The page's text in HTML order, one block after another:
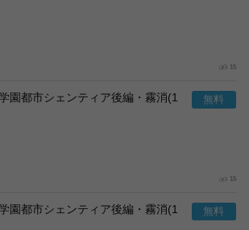
15
園都市シェンティア後編・霧消(1
15
園都市シェンティア後編・霧消(1